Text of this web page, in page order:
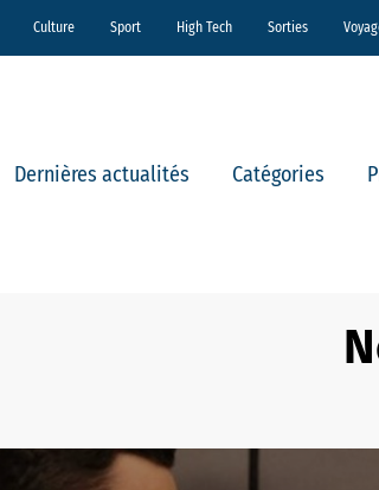
Culture Sport High Tech Sorties
Dernières actualités Catégories